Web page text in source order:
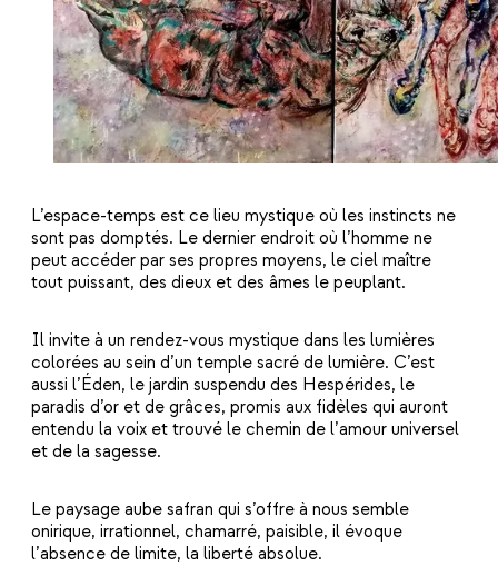
L’espace-temps est ce lieu mystique où les instincts ne
sont pas domptés. Le dernier endroit où l’homme ne
peut accéder par ses propres moyens, le ciel maître
tout puissant, des dieux et des âmes le peuplant.
Il invite à un rendez-vous mystique dans les lumières
colorées au sein d’un temple sacré de lumière. C’est
aussi l’Éden, le jardin suspendu des Hespérides, le
paradis d’or et de grâces, promis aux fidèles qui auront
entendu la voix et trouvé le chemin de l’amour universel
et de la sagesse.
Le paysage aube safran qui s’offre à nous semble
onirique, irrationnel, chamarré, paisible, il évoque
l’absence de limite, la liberté absolue.